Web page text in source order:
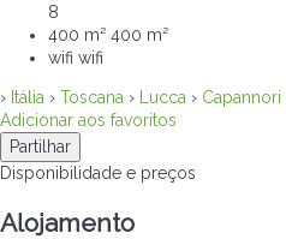
8
400 m² 400 m²
wifi wifi
› Itália › Toscana › Lucca › Capannori
Adicionar aos favoritos
Partilhar
Disponibilidade e preços
Alojamento